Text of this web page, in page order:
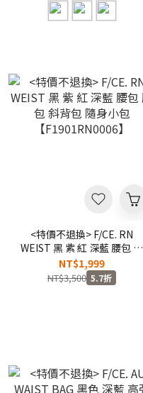
<特價不退換> F/CE. RN
WEIST 黑 紫 紅 深藍 腰包 胸
包 斜背包 隨身小包
【F1901RN0006】
NT$1,999
NT$3,500 5.7折